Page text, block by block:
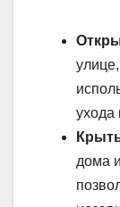
ухода
дома